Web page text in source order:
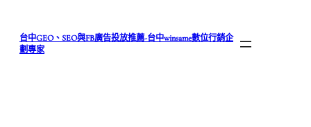
台中GEO、SEO與FB廣告投放推薦-台中winsame數位行銷企
劃專家